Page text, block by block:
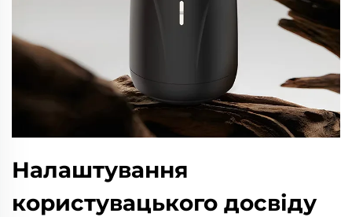
Налаштування
користувацького досвіду